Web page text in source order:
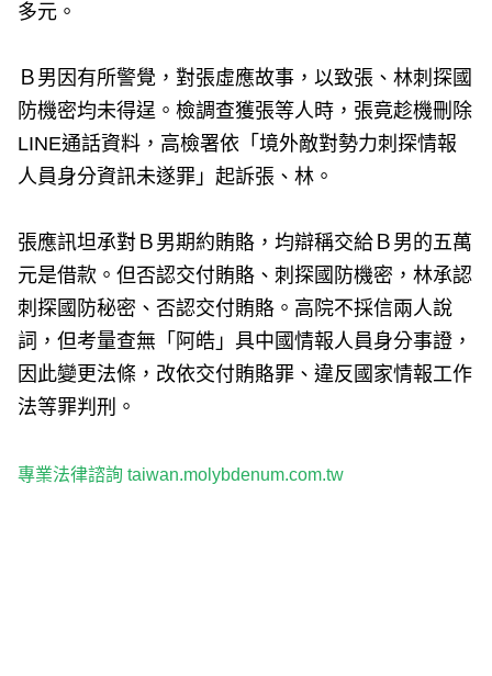
多元。
Ｂ男因有所警覺，對張虛應故事，以致張、林刺探國
防機密均未得逞。檢調查獲張等人時，張竟趁機刪除
LINE通話資料，高檢署依「境外敵對勢力刺探情報
人員身分資訊未遂罪」起訴張、林。
張應訊坦承對Ｂ男期約賄賂，均辯稱交給Ｂ男的五萬
元是借款。但否認交付賄賂、刺探國防機密，林承認
刺探國防秘密、否認交付賄賂。高院不採信兩人說
詞，但考量查無「阿皓」具中國情報人員身分事證，
因此變更法條，改依交付賄賂罪、違反國家情報工作
法等罪判刑。
專業法律諮詢taiwan.molybdenum.com.tw